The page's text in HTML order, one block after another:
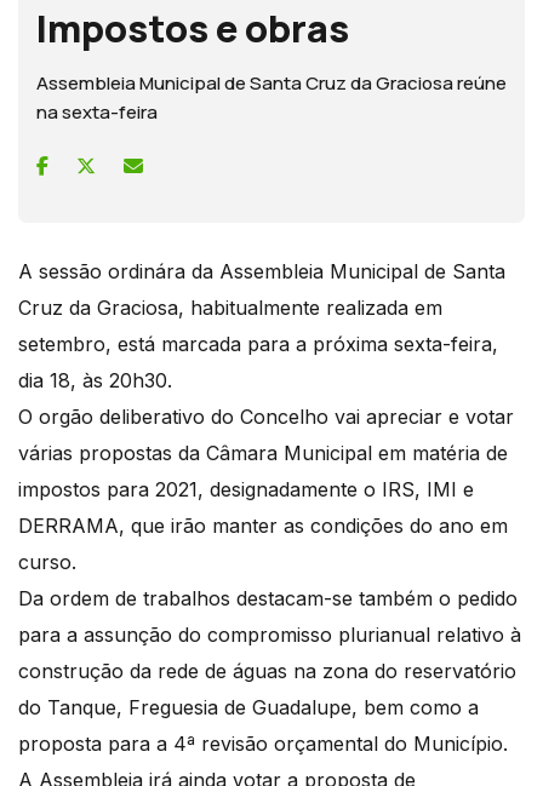
Impostos e obras
Assembleia Municipal de Santa Cruz da Graciosa reúne
na sexta-feira
A sessão ordinára da Assembleia Municipal de Santa
Cruz da Graciosa, habitualmente realizada em
setembro, está marcada para a próxima sexta-feira,
dia 18, às 20h30.
O orgão deliberativo do Concelho vai apreciar e votar
várias propostas da Câmara Municipal em matéria de
impostos para 2021, designadamente o IRS, IMI e
DERRAMA, que irão manter as condições do ano em
curso.
Da ordem de trabalhos destacam-se também o pedido
para a assunção do compromisso plurianual relativo à
construção da rede de águas na zona do reservatório
do Tanque, Freguesia de Guadalupe, bem como a
proposta para a 4ª revisão orçamental do Município.
A Assembleia irá ainda votar a proposta de